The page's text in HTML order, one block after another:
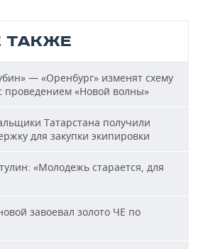
ТАКЖЕ
— «Оренбург» изменят схему
проведением «Новой волны»
Татарстана получили
для закупки экипировки
«Молодежь старается, для
завоевал золото ЧЕ по